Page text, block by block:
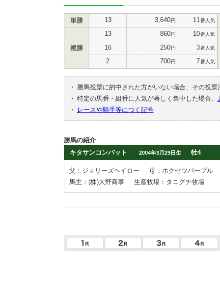
単勝 13 3,640円 11 番人気
複勝
13 860円 10番人気
16 250円 3番人気
2 700円 7番人気
・
勝馬投票に的中された方がいない場合、その投
・ 特定の馬番・組番に人気が著しく集中した場合、
・
レースや騎手等につく記号
勝馬の紹介
キタサンコンバット
2004年3月29日生 牡4
父：ジョリーズヘイロー
母：ホクセツパープル
馬主：(株)大野商事
生産牧場：タニグチ牧場